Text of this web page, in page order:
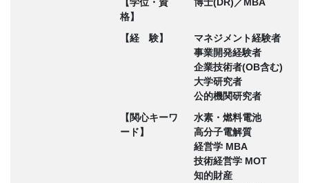
格】
【経 験】
マネジメント経験者
事業開発経験者
企業技術者(OB含む)
大学研究者
公的機関研究者
【関心キーワ
ード】
水素・燃料電池
高分子電解質
経営学 MBA
技術経営学 MOT
知的財産